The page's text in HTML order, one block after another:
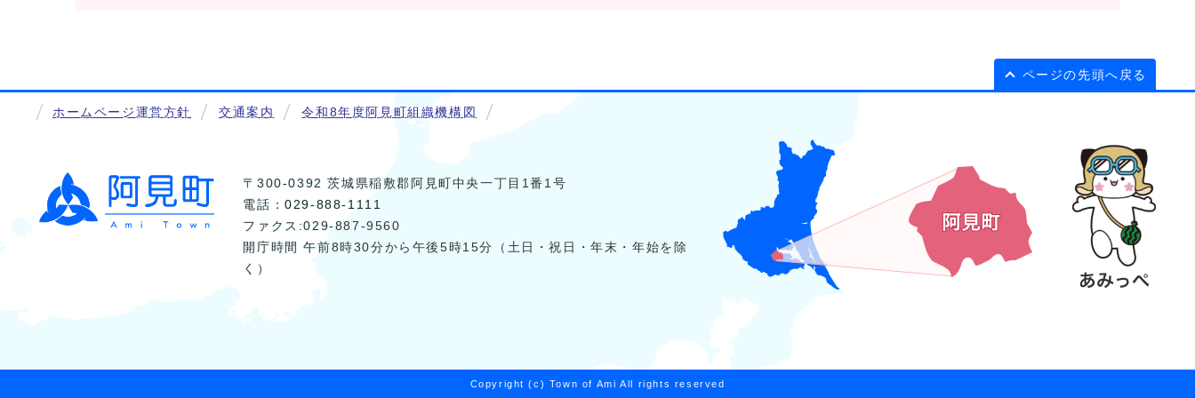
ページの先頭へ戻る
ホームページ運営方針 交通案内 令和8年度阿見町組織機構図
〒300-0392 茨城県稲敷郡阿見町中央一丁目1番1号
電話：029-888-1111
ファクス:029-887-9560
開庁時間 午前8時30分から午後5時15分（土日・祝日・年末・年始を除
く）
Copyright (c) Town of Ami All rights reserved